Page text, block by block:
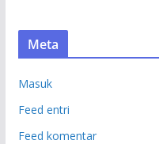
Meta
Masuk
Feed entri
Feed komentar